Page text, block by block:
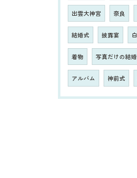
出雲大神宮 奈良
結婚式 披露宴
着物 写真だけの結
アルバム 神前式